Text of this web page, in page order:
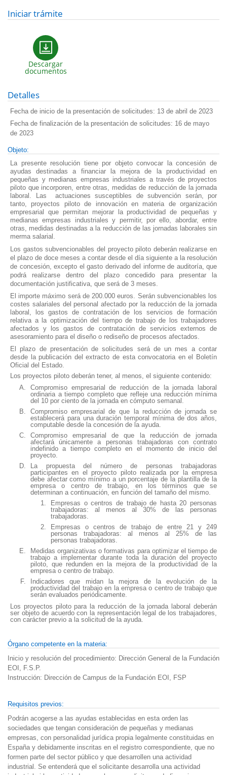
Iniciar trámite
Descargar
documentos
Detalles
Fecha de inicio de la presentación de solicitudes: 13 de abril de 2023
Fecha de finalización de la presentación de solicitudes: 16 de mayo
de 2023
Objeto:
La presente resolución tiene por objeto convocar la concesión de
ayudas destinadas a financiar la mejora de la productividad en
pequeñas y medianas empresas industriales a través de proyectos
piloto que incorporen, entre otras, medidas de reducción de la jornada
laboral. Las actuaciones susceptibles de subvención serán, por
tanto, proyectos piloto de innovación en materia de organización
empresarial que permitan mejorar la productividad de pequeñas y
medianas empresas industriales y permitir, por ello, abordar, entre
otras, medidas destinadas a la reducción de las jornadas laborales sin
merma salarial.
Los gastos subvencionables del proyecto piloto deberán realizarse en
el plazo de doce meses a contar desde el día siguiente a la resolución
de concesión, excepto el gasto derivado del informe de auditoría, que
podrá realizarse dentro del plazo concedido para presentar la
documentación justificativa, que será de 3 meses.
El importe máximo será de 200.000 euros. Serán subvencionables los
costes salariales del personal afectado por la reducción de la jornada
laboral, los gastos de contratación de los servicios de formación
relativa a la optimización del tiempo de trabajo de los trabajadores
afectados y los gastos de contratación de servicios externos de
asesoramiento para el diseño o rediseño de procesos afectados.
El plazo de presentación de solicitudes será de un mes a contar
desde la publicación del extracto de esta convocatoria en el Boletín
Oficial del Estado.
Los proyectos piloto deberán tener, al menos, el siguiente contenido:
Compromiso empresarial de reducción de la jornada laboral
ordinaria a tiempo completo que refleje una reducción mínima
del 10 por ciento de la jornada en cómputo semanal.
Compromiso empresarial de que la reducción de jornada se
establecerá para una duración temporal mínima de dos años,
computable desde la concesión de la ayuda.
Compromiso empresarial de que la reducción de jornada
afectará únicamente a personas trabajadoras con contrato
indefinido a tiempo completo en el momento de inicio del
proyecto.
La propuesta del número de personas trabajadoras
participantes en el proyecto piloto realizada por la empresa
debe afectar como mínimo a un porcentaje de la plantilla de la
empresa o centro de trabajo, en los términos que se
determinan a continuación, en función del tamaño del mismo.
Empresas o centros de trabajo de hasta 20 personas
trabajadoras: al menos al 30% de las personas
trabajadoras.
Empresas o centros de trabajo de entre 21 y 249
personas trabajadoras: al menos al 25% de las
personas trabajadoras.
Medidas organizativas o formativas para optimizar el tiempo de
trabajo a implementar durante toda la duración del proyecto
piloto, que redunden en la mejora de la productividad de la
empresa o centro de trabajo.
Indicadores que midan la mejora de la evolución de la
productividad del trabajo en la empresa o centro de trabajo que
serán evaluados periódicamente.
Los proyectos piloto para la reducción de la jornada laboral deberán
ser objeto de acuerdo con la representación legal de los trabajadores,
con carácter previo a la solicitud de la ayuda.
Órgano competente en la materia:
Inicio y resolución del procedimiento: Dirección General de la Fundación
EOI, F.S.P.
Instrucción: Dirección de Campus de la Fundación EOI, FSP
Requisitos previos:
Podrán acogerse a las ayudas establecidas en esta orden las
sociedades que tengan consideración de pequeñas y medianas
empresas, con personalidad jurídica propia legalmente constituidas en
España y debidamente inscritas en el registro correspondiente, que no
formen parte del sector público y que desarrollen una actividad
industrial. Se entenderá que el solicitante desarrolla una actividad